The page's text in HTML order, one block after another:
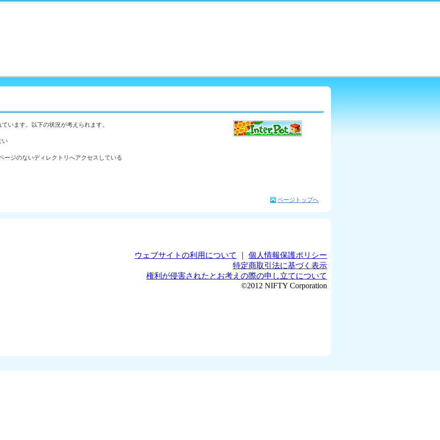
います。以下の状況が考えられます。
い
ージのないディレクトリへアクセスしている
ページトップへ